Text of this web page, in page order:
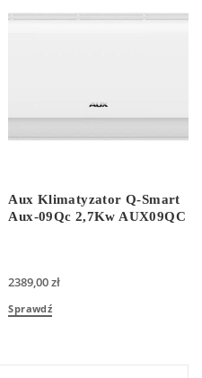
Aux Klimatyzator Q-Smart
Aux-09Qc 2,7Kw AUX09QC
2389,00zł
Sprawdź